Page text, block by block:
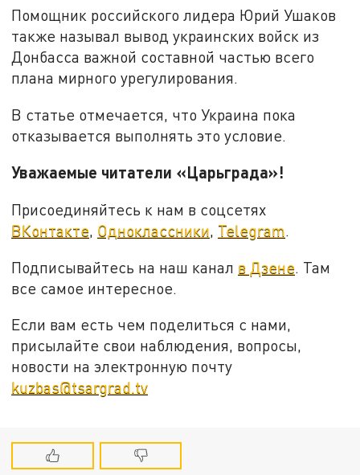
Помощник российского лидера Юрий Ушаков
также называл вывод украинских войск из
Донбасса важной составной частью всего
плана мирного урегулирования.
В статье отмечается, что Украина пока
отказывается выполнять это условие.
Уважаемые читатели «Царьграда»!
Присоединяйтесь к нам в соцсетях
ВКонтакте, Одноклассники, Telegram.
Подписывайтесь на наш канал в Дзене. Там
все самое интересное.
Если вам есть чем поделиться с нами,
присылайте свои наблюдения, вопросы,
новости на электронную почту
kuzbas@tsargrad.tv